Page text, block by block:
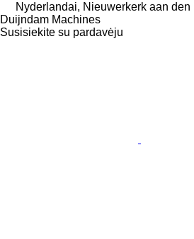
Nyderlandai, Nieuwerkerk aan den
Duijndam Machines
Susisiekite su pardavėju